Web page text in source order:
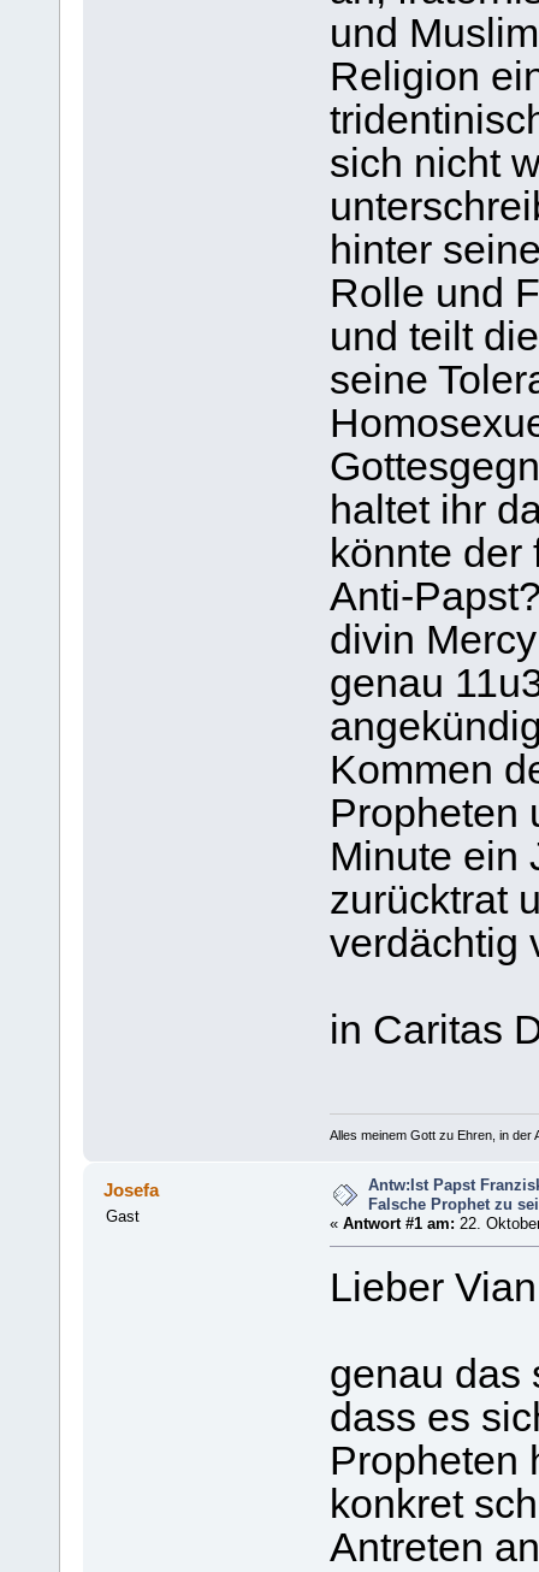
und
Religion
sich nicht
hinter
Rolle und
und teilt
seine
haltet ihr
könnte der
Anti-
divin
genau
Kommen
Propheten
Minute ein
zurücktrat
verdächtig
in Caritas
Alles meinem Gott zu Ehren, in der
Josefa
Gast
Antw:Ist Papst
Falsche Prophet zu
« Antwort #1 am: 22.
Lieber
genau das
dass es
Propheten
konkret
Antreten